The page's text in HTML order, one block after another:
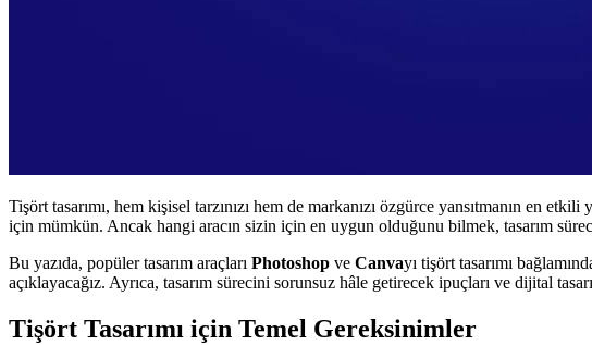
Tişört tasarımı, hem kişisel tarzınızı hem de markanızı özgürce yansıtmanın en
için mümkün. Ancak hangi aracın sizin için en uygun olduğunu bilmek, tasarım
Bu yazıda, popüler tasarım araçları Photoshop ve Canvayı tişört tasarımı
açıklayacağız. Ayrıca, tasarım sürecini sorunsuz hâle getirecek ipuçları ve dijital
Tişört Tasarımı için Temel Gereksinimler